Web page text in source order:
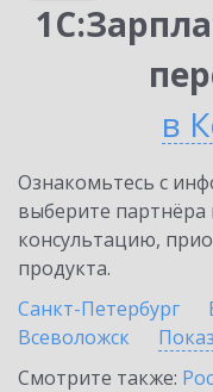
в
Ознакомьтесь с
выберите партнёра
консультацию,
продукта.
Санкт-Петербург
Всеволожск
Смотрите также: